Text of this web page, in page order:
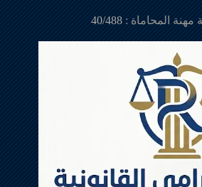
مهنة المحاماة :40/488